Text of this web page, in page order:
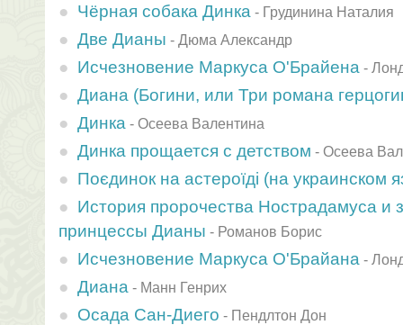
Чёрная собака Динка - Грудинина Наталия
Две Дианы - Дюма Александр
Исчезновение Маркуса О'Брайена -
Диана (Богини, или Три романа
Динка - Осеева Валентина
Динка прощается с детством - Осеева
Поєдинок на астероїдi (на украинском
История пророчества Нострадамуса и
принцессы Дианы - Романов Борис
Исчезновение Маркуса О'Брайана -
Диана - Манн Генрих
Осада Сан-Диего - Пендлтон Дон